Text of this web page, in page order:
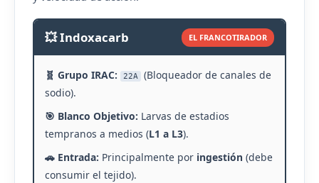
💥 Indoxacarb EL FRANCOTIRADOR
🧬 Grupo IRAC: 22A
(Bloqueador de canales de
sodio).
🎯 Blanco Objetivo: Larvas de estadios
tempranos a medios (L1 a L3).
🚗 Entrada: Principalmente por ingestión (debe
consumir el tejido).